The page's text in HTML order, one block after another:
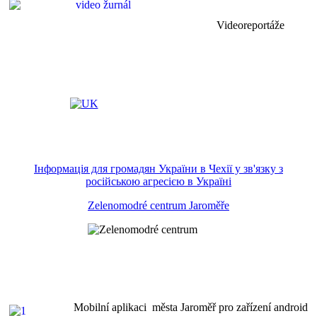
Videoreportáže
Інформація для громадян України в Чехії у зв'язку з
російською агресією в Україні
Zelenomodré centrum Jaroměře
Mobilní aplikaci města Jaroměř pro zařízení android